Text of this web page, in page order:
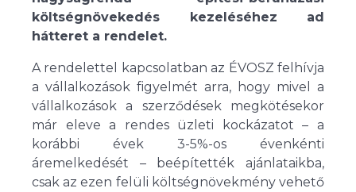
költségnövekedés kezeléséhez ad
hátteret a rendelet.
A rendelettel kapcsolatban az ÉVOSZ felhívja
a vállalkozások figyelmét arra, hogy mivel a
vállalkozások a szerződések megkötésekor
már eleve a rendes üzleti kockázatot – a
korábbi évek 3-5%-os évenkénti
áremelkedését – beépítették ajánlataikba,
csak az ezen felüli költségnövekmény vehető